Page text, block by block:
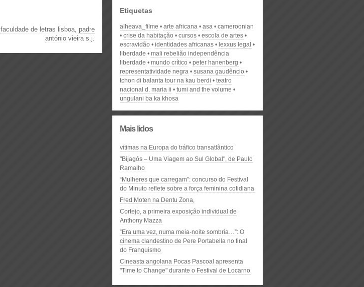
faculdade de letras lisboa, padre
antónio vieira s.j.
Etiquetas
alheava_filme arte africana asa
cameroonian
crise da habitação
cursos
escola de artes
escravidão
identidades africanas
lexxus legal
liberdade
mali rebelião independência
liberdade
mundo crítico
peter hanenberg
representatividade negra
susana gaudêncio
tchon di balanta tour na kau berdi
teatro
nacional d. maria ii
tumi and the volume
ungulani ba ka khosa
Mais lidos
vítimas na Europa do tráfico transatlântico
"Bijagós – Uma Viagem ao Sul Global", de Paulo
Ramalho
“Mulheres que carregam”: concurso do Festival
do Minuto reflete sobre a força feminina cotidiana
Fred Moten na Dentu Zona,
Cortejo, a primeira exposição individual de
Anthony Mazza
“Era uma vez, numa meia-noite sombria…”: O
cinema clandestino de Pere Portabella no final
do Franquismo
Cineasta angolana Pocas Pascoal apresenta
"Time to Change" durante o Festival de Locarno